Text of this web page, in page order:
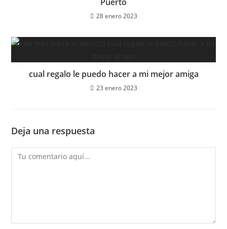
28 enero 2023
cual regalo le puedo hacer a mi mejor amiga
23 enero 2023
Deja una respuesta